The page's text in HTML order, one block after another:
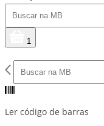
1
Ler código de barras